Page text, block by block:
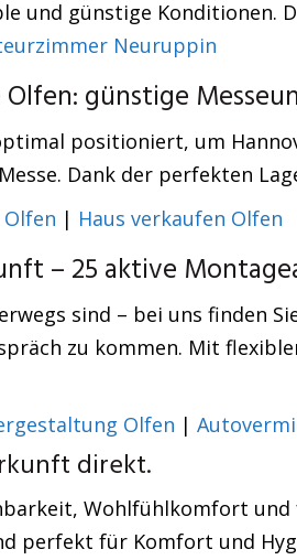
und günstige Konditionen.
Neuruppin
günstige
positioniert, um
Dank der perfekten
| Haus verkaufen Olfen
– 25 aktive
sind – bei uns finden
zu kommen. Mit
Olfen |
direkt.
Wohlfühlkomfort
perfekt für Komfort und